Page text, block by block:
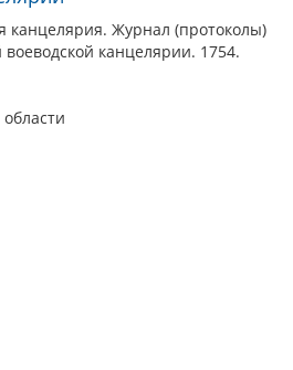
канцелярия. Журнал (протоколы)
канцелярии. 1754.